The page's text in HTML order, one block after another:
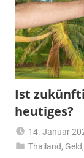
Ist
heutiges?
14. Januar
Thailand, Geld,